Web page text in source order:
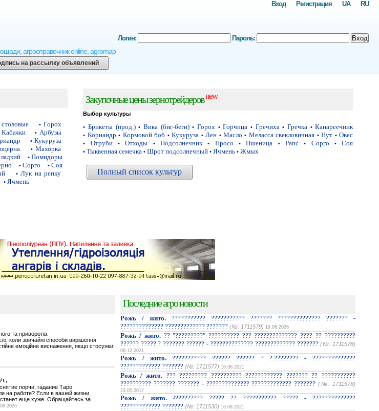
агросправочник online, agromap
RU
UA
Регистрация
Вход
Логин: Пароль: Вход
на рассылку объявлений
• Горох
Кабачки • Арбузы
• Кукуруза
• Махорка
• Помидоры
• Сорго • Соя
• Лук на репку
• Ячмень
Закупочные цены зернотрейдеровnew
Выбор культуры
• Брикеты (прод.) • Вика (биг-беги) • Горох • Горчица • Гречиха • Гречка • Канареечник
• Кориандр • Кормовой боб • Кукуруза • Лен • Масло • Меласса свекловичная • Нут • Овес
• Отруби • Отходы • Подсолнечник • Просо • Пшеница • Рапс • Сорго • Соя
• Тыквенная семечка • Шрот подсолнечный • Ячмень • Жмых
Полный список культур
та приворотів.
коли звичайні способи вирішення
емоційне виснаження, якщо стосунки
порчи, гадание Таро.
на работе? Если в вашей жизни
еще хуже. Обращайтесь за
Последние агро новости
Рожь / жито. ??????????? ??????????? ??????? ?????????????? ??????? -
?????????????? ????????????? ??????? (№: 1711579) 19.06.2026
Рожь / жито.?? "?????????" ?????????? ??? ?????????????? ???? ?? ??????????
?????? ????? ? ??????? ?????? - ?????????????? ????????????? ??????? (№: 1711578)
08.12.2021
Рожь / жито. ??????????? ?????? ?????? ? ?.???????? - ??????????????
????????????? ??????? (№: 1711577) 16.06.2021
Рожь / жито. ??? ????????? ?????????? ???????????? ??????? ?? ???????????
?????????? ??????? ??????? - ?????????????? ????????????? ??????? (№: 1711576)
23.05.2017
Рожь / жито. ³????????? ????? ?? ??????????? ????? - ??????????????
????????????? ??????? (№: 1711530) 16.08.2021